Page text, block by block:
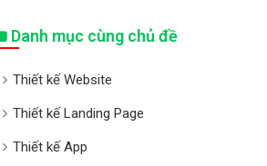
Danh mục cùng chủ đề
Thiết kế Website
Thiết kế Landing Page
Thiết kế App